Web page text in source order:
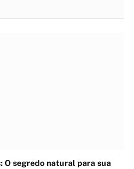
O segredo natural para sua